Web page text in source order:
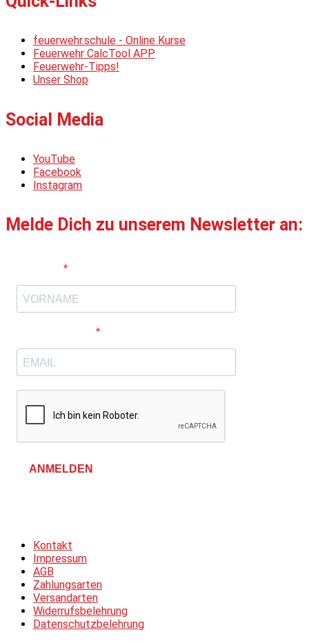
feuerwehr.schule - Online Kurse
Feuerwehr CalcTool APP
Feuerwehr-Tipps!
Unser Shop
Social Media
YouTube
Facebook
Instagram
Melde Dich zu unserem Newsletter an:
ANMELDEN
Kontakt
Impressum
AGB
Zahlungsarten
Versandarten
Widerrufsbelehrung
Datenschutzbelehrung